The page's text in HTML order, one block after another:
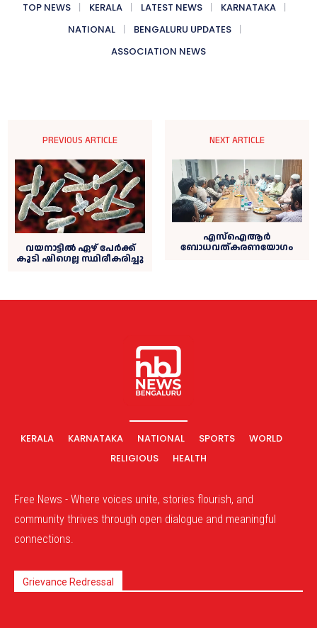
TOP NEWS KERALA LATEST NEWS
KARNATAKA
NATIONAL
BENGALURU UPDATES
ASSOCIATION NEWS
PREVIOUS ARTICLE
വയനാട്ടില്‍ ഏഴ് പേര്‍ക്ക്
കൂടി ഷിഗെല്ല സ്ഥിരീകരിച്ചു
NEXT ARTICLE
എസ്ഐആര്‍
ബോധവത്കരണയോഗം
KERALA KARNATAKA NATIONAL SPORTS
WORLD
RELIGIOUS
HEALTH
Free News - Where voices unite, stories flourish, and
community thrives through open dialogue and meaningful
connections.
Grievance Redressal